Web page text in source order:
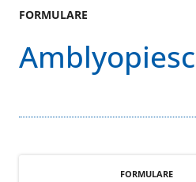
FORMULARE
FORMULARE